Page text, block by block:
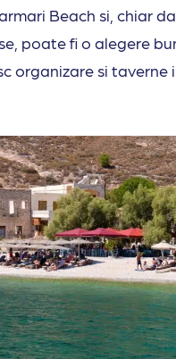
Beach si, chiar
poate fi o alegere
organizare si taverne